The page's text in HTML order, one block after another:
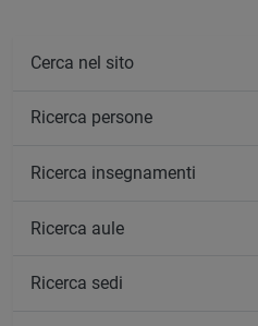
Cerca nel sito
Ricerca persone
Ricerca insegnamenti
Ricerca aule
Ricerca sedi